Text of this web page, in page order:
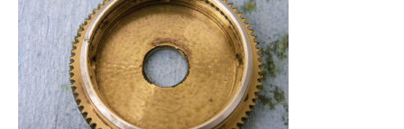
リールオーバーホール「マスタープログラ
Selffishが教えるリ